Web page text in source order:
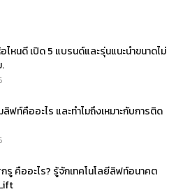
หนดี เปิด 5 แบรนด์และรุ่นแนะนำขนาดไม่
.
ท์คืออะไร และทำไมถึงเหมาะกับการติด
รู คืออะไร? รู้จักเทคโนโลยีลิฟท์อนาคต